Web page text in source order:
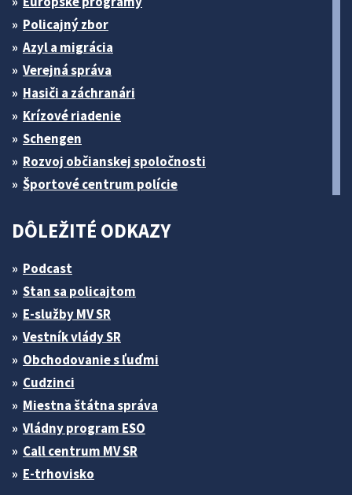
Policajný zbor
Azyl a migrácia
Verejná správa
Hasiči a záchranári
Krízové riadenie
Schengen
Rozvoj občianskej spoločnosti
Športové centrum polície
DÔLEŽITÉ ODKAZY
Podcast
Stan sa policajtom
E-služby MV SR
Vestník vlády SR
Obchodovanie s ľuďmi
Cudzinci
Miestna štátna správa
Vládny program ESO
Call centrum MV SR
E-trhovisko